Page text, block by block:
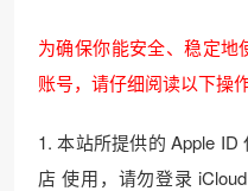
为确保你能安全、稳定地
账号，请仔细阅读以下操作
1. 本站所提供的 Apple ID
店 使用，请勿登录